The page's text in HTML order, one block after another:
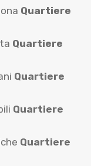
Quartiere
Quartiere
Quartiere
Quartiere
Quartiere